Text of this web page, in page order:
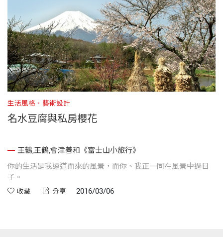
生活風格．藝術設計
名水豆腐與私房櫻花
王鶴,王鶴,會津善和《富士山小旅行》
你的生活是我遠道而來的風景，而你、我正一同在風景中過日
子。
收藏 分享 2016/03/06